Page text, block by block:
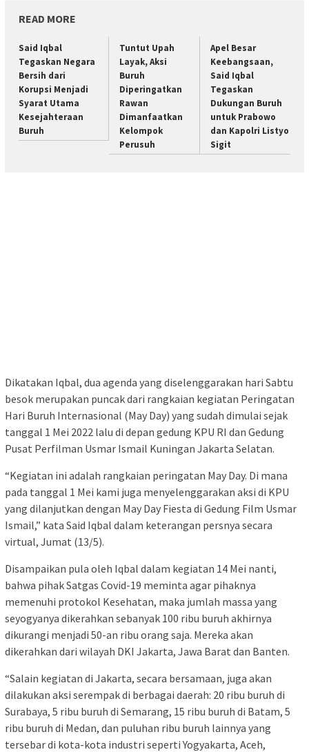
READ MORE
Said Iqbal
Tegaskan Negara
Bersih dari
Korupsi Menjadi
Syarat Utama
Kesejahteraan
Buruh
Tuntut Upah
Layak, Aksi
Buruh
Diperingatkan
Rawan
Dimanfaatkan
Kelompok
Perusuh
Apel Besar
Keebangsaan,
Said Iqbal
Tegaskan
Dukungan Buruh
untuk Prabowo
dan Kapolri Listyo
Sigit
Dikatakan Iqbal, dua agenda yang diselenggarakan hari Sabtu
besok merupakan puncak dari rangkaian kegiatan Peringatan
Hari Buruh Internasional (May Day) yang sudah dimulai sejak
tanggal 1 Mei 2022 lalu di depan gedung KPU RI dan Gedung
Pusat Perfilman Usmar Ismail Kuningan Jakarta Selatan.
“Kegiatan ini adalah rangkaian peringatan May Day. Di mana
pada tanggal 1 Mei kami juga menyelenggarakan aksi di KPU
yang dilanjutkan dengan May Day Fiesta di Gedung Film Usmar
Ismail,” kata Said Iqbal dalam keterangan persnya secara
virtual, Jumat (13/5).
Disampaikan pula oleh Iqbal dalam kegiatan 14 Mei nanti,
bahwa pihak Satgas Covid-19 meminta agar pihaknya
memenuhi protokol Kesehatan, maka jumlah massa yang
seyogyanya dikerahkan sebanyak 100 ribu buruh akhirnya
dikurangi menjadi 50-an ribu orang saja. Mereka akan
dikerahkan dari wilayah DKI Jakarta, Jawa Barat dan Banten.
“Salain kegiatan di Jakarta, secara bersamaan, juga akan
dilakukan aksi serempak di berbagai daerah: 20 ribu buruh di
Surabaya, 5 ribu buruh di Semarang, 15 ribu buruh di Batam, 5
ribu buruh di Medan, dan puluhan ribu buruh lainnya yang
tersebar di kota-kota industri seperti Yogyakarta, Aceh,